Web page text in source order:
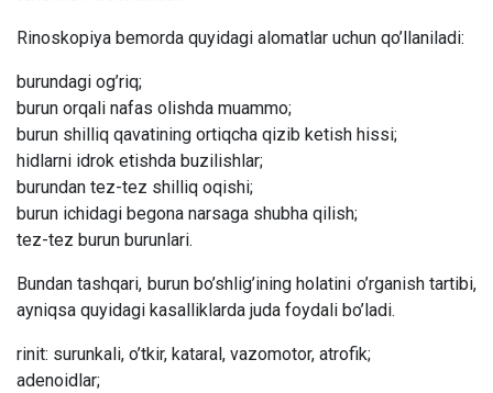
Rinoskopiya bemorda quyidagi alomatlar uchun qo’llaniladi:
burundagi og’riq;
burun orqali nafas olishda muammo;
burun shilliq qavatining ortiqcha qizib ketish hissi;
hidlarni idrok etishda buzilishlar;
burundan tez-tez shilliq oqishi;
burun ichidagi begona narsaga shubha qilish;
tez-tez burun burunlari.
Bundan tashqari, burun bo’shlig’ining holatini o’rganish tartibi,
ayniqsa quyidagi kasalliklarda juda foydali bo’ladi.
rinit: surunkali, o’tkir, kataral, vazomotor, atrofik;
adenoidlar;